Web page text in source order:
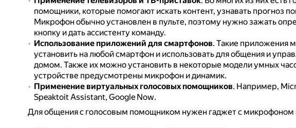
помощники, которые помогают искать контент, узнавать прогноз
Микрофон обычно установлен в пульте, поэтому нужно зажать
кнопку и дать ассистенту команду.
Использование приложений для смартфонов. Такие приложения
установить на любой смартфон и использовать для общения и
домом. Также их можно установить в некоторые модели умных
устройстве предусмотрены микрофон и динамик.
Применение виртуальных голосовых помощников. Например,
Speaktoit Assistant, Google Now.
Для общения с голосовым помощником нужен гаджет с микрофоном